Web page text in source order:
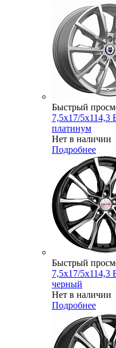
Быстрый
7,5x17/5x114,3
платинум
Нет в наличии
Подробнее
Быстрый
7,5x17/
черный
Нет в наличии
Подробнее